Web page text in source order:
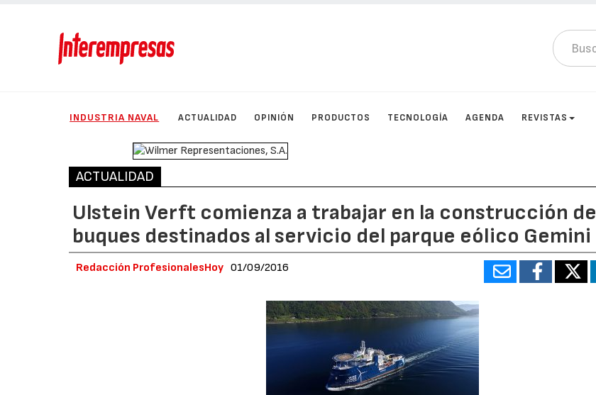
INDUSTRIA NAVAL ACTUALIDAD OPINIÓN PRODUCTOS TECNOLOGÍA AGENDA REVISTAS
ACTUALIDAD
Ulstein Verft comienza a trabajar en la construcción de
buques destinados al servicio del parque eólico Gemini
Redacción ProfesionalesHoy 01/09/2016